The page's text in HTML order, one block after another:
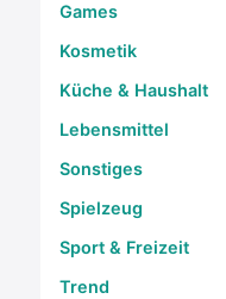
Games
Kosmetik
Küche & Haushalt
Lebensmittel
Sonstiges
Spielzeug
Sport & Freizeit
Trend